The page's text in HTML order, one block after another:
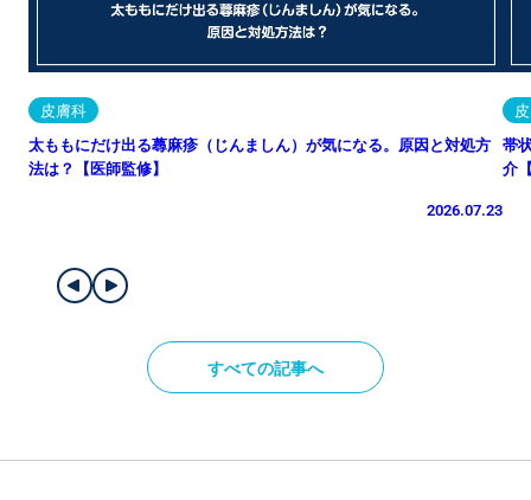
皮膚科
太ももにだけ出る蕁麻疹（じんましん）が気になる。原因と対処方
法は？【医師監修】
2026.07.23
帯
介
すべての記事へ